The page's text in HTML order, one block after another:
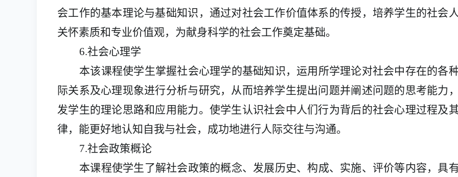
会工作的基本理论与基础知识，通过对社会工作价值体系的传授，培养学生的社会
关怀素质和专业价值观，为献身科学的社会工作奠定基础。
6.社会心理学
本该课程使学生掌握社会心理学的基础知识，运用所学理论对社会中存在的各
际关系及心理现象进行分析与研究，从而培养学生提出问题并阐述问题的思考能力
发学生的理论思路和应用能力。使学生认识社会中人们行为背后的社会心理过程及
律，能更好地认知自我与社会，成功地进行人际交往与沟通。
7.社会政策概论
本课程使学生了解社会政策的概念、发展历史、构成、实施、评价等内容，具